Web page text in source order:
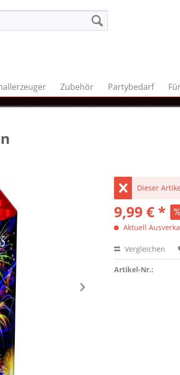
Zubehör Partybedarf
Dieser
9,99 € *
Aktuell
Vergleichen
Artikel-Nr.: